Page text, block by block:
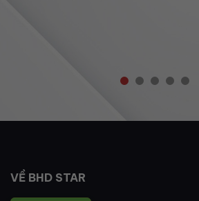
VỀ BHD STAR